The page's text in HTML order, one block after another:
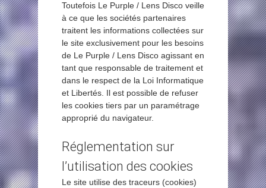
Toutefois Le Purple / Lens Disco veille
à ce que les sociétés partenaires
traitent les informations collectées sur
le site exclusivement pour les besoins
de Le Purple / Lens Disco agissant en
tant que responsable de traitement et
dans le respect de la Loi Informatique
et Libertés. Il est possible de refuser
les cookies tiers par un paramétrage
approprié du navigateur.
Réglementation sur
l’utilisation des cookies
Le site utilise des traceurs (cookies)